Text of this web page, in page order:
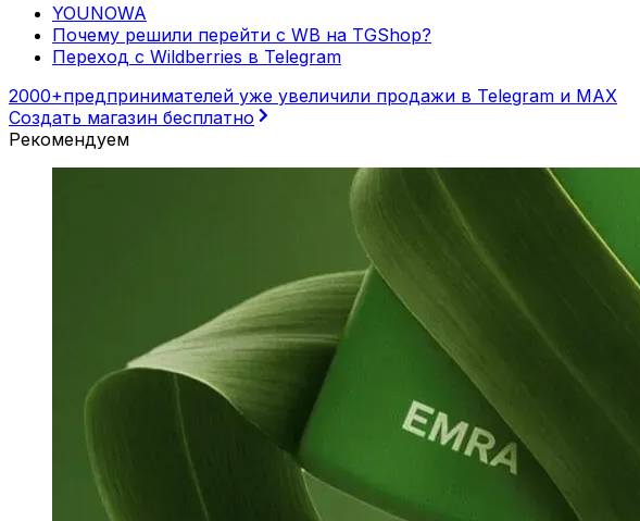
YOUNOWA
Почему решили перейти с WB на TGShop?
Переход с Wildberries в Telegram
2000+предпринимателей уже увеличили продажи в Telegram и MAX
Создать магазин бесплатно
Рекомендуем